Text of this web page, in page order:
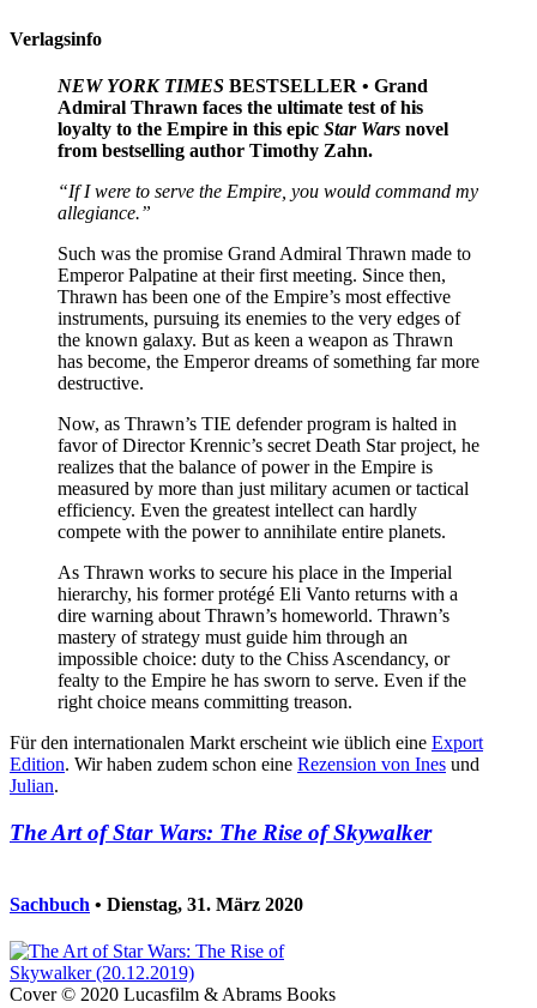
Verlagsinfo
NEW YORK TIMES BESTSELLER • Grand
Admiral Thrawn faces the ultimate test of his
loyalty to the Empire in this epic Star Wars novel
from bestselling author Timothy Zahn.
“If I were to serve the Empire, you would command my
allegiance.”
Such was the promise Grand Admiral Thrawn made to
Emperor Palpatine at their first meeting. Since then,
Thrawn has been one of the Empire’s most effective
instruments, pursuing its enemies to the very edges of
the known galaxy. But as keen a weapon as Thrawn
has become, the Emperor dreams of something far more
destructive.
Now, as Thrawn’s TIE defender program is halted in
favor of Director Krennic’s secret Death Star project, he
realizes that the balance of power in the Empire is
measured by more than just military acumen or tactical
efficiency. Even the greatest intellect can hardly
compete with the power to annihilate entire planets.
As Thrawn works to secure his place in the Imperial
hierarchy, his former protégé Eli Vanto returns with a
dire warning about Thrawn’s homeworld. Thrawn’s
mastery of strategy must guide him through an
impossible choice: duty to the Chiss Ascendancy, or
fealty to the Empire he has sworn to serve. Even if the
right choice means committing treason.
Für den internationalen Markt erscheint wie üblich eine Export
Edition. Wir haben zudem schon eine Rezension von Ines und
Julian.
The Art of Star Wars: The Rise of Skywalker
Sachbuch • Dienstag, 31. März 2020
Cover © 2020 Lucasfilm & Abrams Books